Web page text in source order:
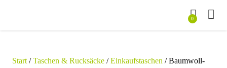
0
Start /Taschen & Rucksäcke /Einkaufstaschen / Baumwoll-